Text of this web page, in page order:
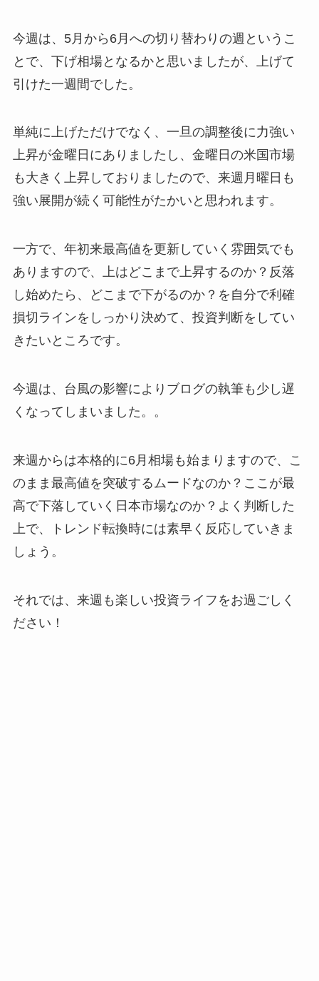
今週は、5月から6月への切り替わりの週というこ
とで、下げ相場となるかと思いましたが、上げて
引けた一週間でした。
単純に上げただけでなく、一旦の調整後に力強い
上昇が金曜日にありましたし、金曜日の米国市場
も大きく上昇しておりましたので、来週月曜日も
強い展開が続く可能性がたかいと思われます。
一方で、年初来最高値を更新していく雰囲気でも
ありますので、上はどこまで上昇するのか？反落
し始めたら、どこまで下がるのか？を自分で利確
損切ラインをしっかり決めて、投資判断をしてい
きたいところです。
今週は、台風の影響によりブログの執筆も少し遅
くなってしまいました。。
来週からは本格的に6月相場も始まりますので、こ
のまま最高値を突破するムードなのか？ここが最
高で下落していく日本市場なのか？よく判断した
上で、トレンド転換時には素早く反応していきま
しょう。
それでは、来週も楽しい投資ライフをお過ごしく
ださい！